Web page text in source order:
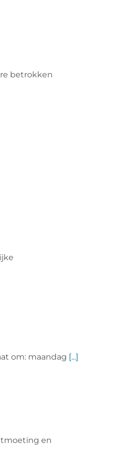
betrokken
om: maandag [...]
en